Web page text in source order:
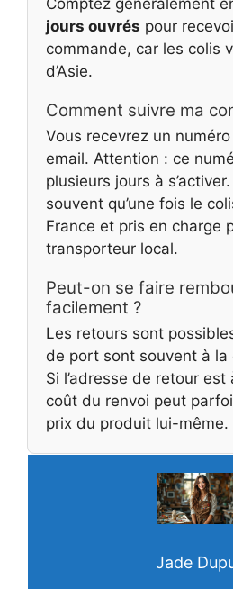
jours ouvrés pour
commande, car les colis
d’Asie.
Comment suivre ma
Vous recevrez un
email. Attention : ce
plusieurs jours à
souvent qu’une fois le
France et pris en charge
transporteur local.
Peut-on se faire
facilement ?
Les retours sont
de port sont souvent à la
Si l’adresse de retour est
coût du renvoi peut
prix du produit lui-même.
Jade